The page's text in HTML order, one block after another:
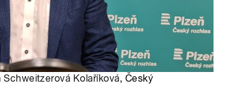
Schweitzerová Kolaříková, Český